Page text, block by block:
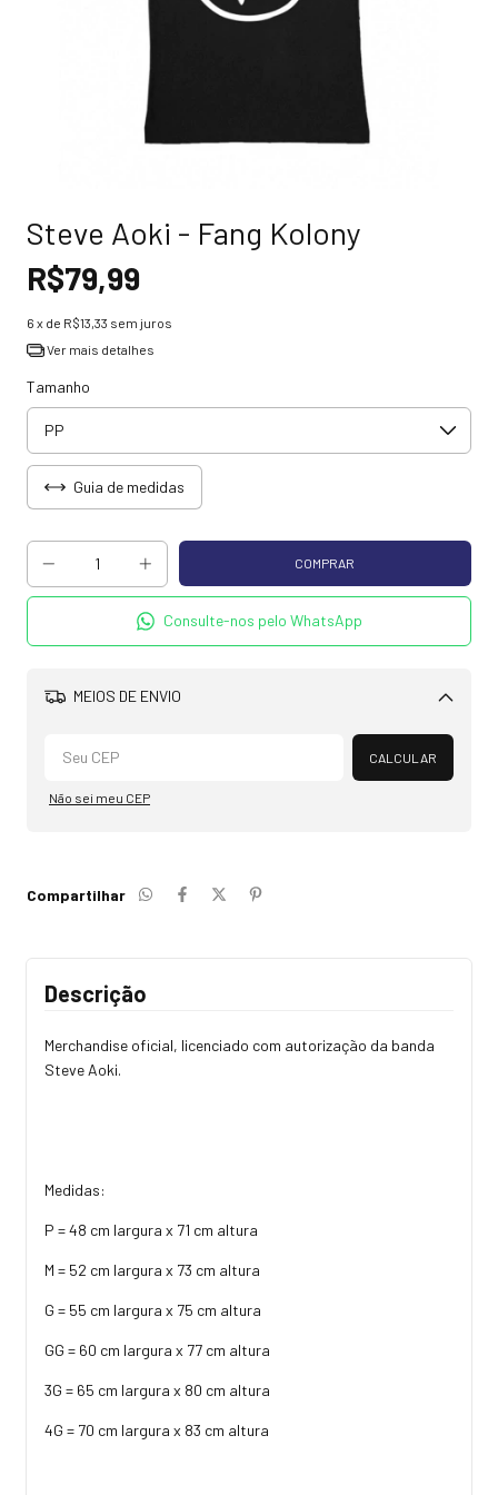
Steve Aoki - Fang Kolony
R$79,99
6 x de R$13,33 sem juros
Ver mais detalhes
Tamanho
Guia de medidas
Consulte-nos pelo WhatsApp
MEIOS DE ENVIO
Alterar CEP
CALCULAR
Não sei meu CEP
Compartilhar
Descrição
Merchandise oficial, licenciado com autorização da banda
Steve Aoki.
Medidas:
P = 48 cm largura x 71 cm altura
M = 52 cm largura x 73 cm altura
G = 55 cm largura x 75 cm altura
GG = 60 cm largura x 77 cm altura
3G = 65 cm largura x 80 cm altura
4G = 70 cm largura x 83 cm altura